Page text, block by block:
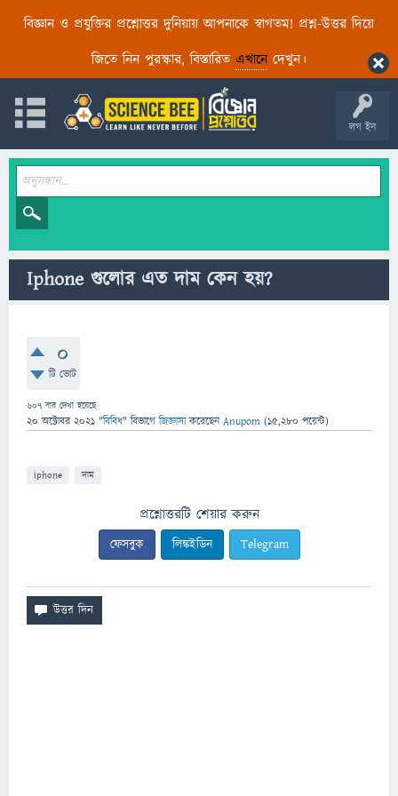
বিজ্ঞান ও প্রযুক্তির প্রশ্নোত্তর দুনিয়ায় আপনাকে স্বাগতম! প্রশ্ন-উত্তর দিয়ে
জিতে নিন পুরস্কার, বিস্তারিত এখানেদেখুন।
লগ ইন
Iphone গুলোর এত দাম কেন হয়?
0
টি ভোট
607 বার দেখা হয়েছে
20 অক্টোবর 2021 "বিবিধ" বিভাগে জিজ্ঞাসাকরেছেনAnupom (15,280 পয়েন্ট)
iphone দাম
প্রশ্নোত্তরটি শেয়ার করুন
ফেসবুক লিঙ্কইডিন Telegram